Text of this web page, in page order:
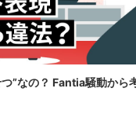
”なの？ Fantia騒動から